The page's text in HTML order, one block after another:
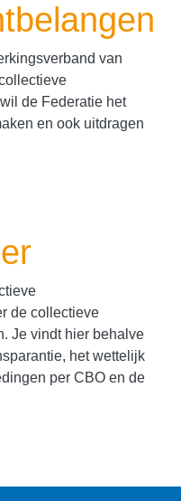
van
de Federatie het
en ook uitdragen
de collectieve
Je vindt hier behalve
het wettelijk
per CBO en de